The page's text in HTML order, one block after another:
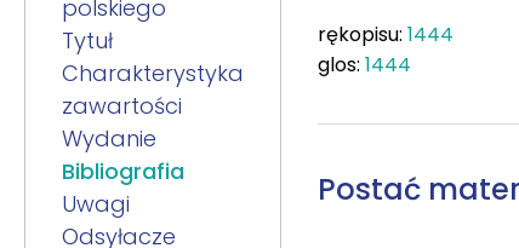
polskiego
Tytuł
Charakterystyka
zawartości
Wydanie
Bibliografia
Uwagi
Odsyłacze
rękopisu: 1444
glos: 1444
Postać